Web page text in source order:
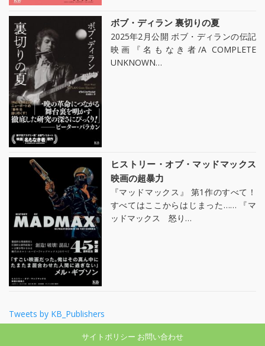
ボブ・ディラン 裏切りの夏
2025年2月公開 ボブ・ディランの伝記
映画『名もなき者/A COMPLETE
UNKNOWN…
ヒストリー・オブ・マッドマックス
映画の超暴力
『マッドマックス』 第1作のすべて！
すべてはここからはじまった…… 『マ
ッドマックス 怒り…
Tweets by KB_Publishers
サイトポリシー お問い合わせ